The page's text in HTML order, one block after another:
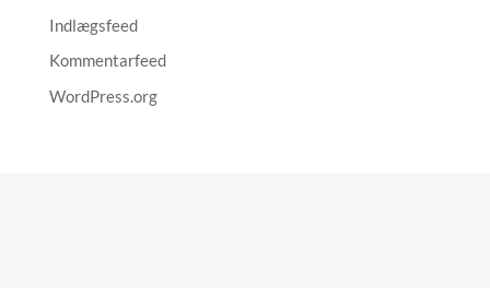
Indlægsfeed
Kommentarfeed
WordPress.org